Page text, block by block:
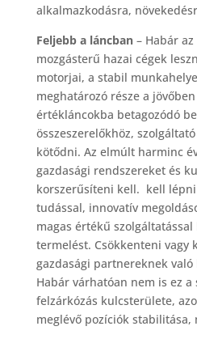
alkalmazkodásra,
Feljebb a láncban– Habár az
mozgásterű hazai cégek
motorjai, a stabil
meghatározó része a
értékláncokba betagozódó
összeszerelőkhöz,
kötődni. Az elmúlt harminc
gazdasági rendszereket és
korszerűsíteni kell. kell
tudással, innovatív
magas értékű
termelést. Csökkenteni vagy
gazdasági partnereknek
Habár várhatóan nem is ez a
felzárkózás kulcsterülete,
meglévő pozíciók stabilitása,